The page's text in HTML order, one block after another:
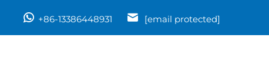
+86-13386448931 [email protected]